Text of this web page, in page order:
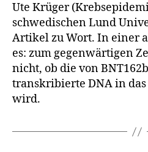
Ute Krüger
schwedischen Lund
Artikel zu Wort. In einer
es: zum gegenwärtigen
nicht, ob die von
transkribierte DNA in
wird.